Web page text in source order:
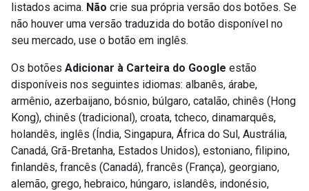
listados acima. Não crie sua própria versão dos botões. Se
não houver uma versão traduzida do botão disponível no
seu mercado, use o botão em inglês.
Os botões Adicionar à Carteira do Google estão
disponíveis nos seguintes idiomas: albanês, árabe,
armênio, azerbaijano, bósnio, búlgaro, catalão, chinês (Hong
Kong), chinês (tradicional), croata, tcheco, dinamarquês,
holandês, inglês (Índia, Singapura, África do Sul, Austrália,
Canadá, Grã-Bretanha, Estados Unidos), estoniano, filipino,
finlandês, francês (Canadá), francês (França), georgiano,
alemão, grego, hebraico, húngaro, islandês, indonésio,